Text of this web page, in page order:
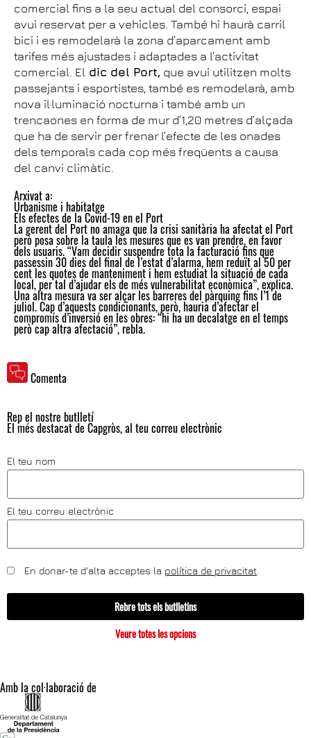
Els efectes de la Covid-19 en el Port
La gerent del Port no amaga que la crisi sanitària ha afectat el Port
però posa sobre la taula les mesures que es van prendre, en favor
dels usuaris. “Vam decidir suspendre tota la facturació fins que
passessin 30 dies del final de l’estat d’alarma, hem reduït al 50 per
cent les quotes de manteniment i hem estudiat la situació de cada
local, per tal d’ajudar els de més vulnerabilitat econòmica”, explica.
Una altra mesura va ser alçar les barreres del pàrquing fins l’1 de
juliol. Cap d’aquests condicionants, però, hauria d’afectar el
compromís d’inversió en les obres: “hi ha un decalatge en el temps
però cap altra afectació”, rebla.
comercial fins a la seu actual del consorci, espai
avui reservat per a vehicles. També hi haurà carril
bici i es remodelarà la zona d’aparcament amb
tarifes més ajustades i adaptades a l’activitat
comercial. El dic del Port, que avui utilitzen molts
passejants i esportistes, també es remodelarà, amb
nova il·luminació nocturna i també amb un
trencaones en forma de mur d’1,20 metres d’alçada
que ha de servir per frenar l’efecte de les onades
dels temporals cada cop més freqüents a causa
del canvi climàtic.
Arxivat a:
Urbanisme i habitatge
Comenta
Rep el nostre butlletí
El més destacat de Capgròs, al teu correu electrònic
El teu nom
El teu correu electrònic
En donar-te d'alta acceptes la política de privacitat
Rebre tots els butlletins
Veure totes les opcions
Amb la col·laboració de